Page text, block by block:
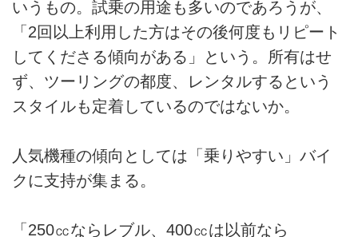
いうもの。試乗の用途も多いのであろうが、
「2回以上利用した方はその後何度もリピート
してくださる傾向がある」という。所有はせ
ず、ツーリングの都度、レンタルするという
スタイルも定着しているのではないか。
人気機種の傾向としては「乗りやすい」バイ
クに支持が集まる。
「250㏄ならレブル、400㏄は以前なら